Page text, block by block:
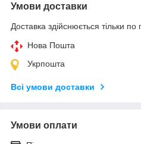
Умови доставки
Доставка здійснюється тільки по
Нова Пошта
Укрпошта
Всі умови доставки
Умови оплати